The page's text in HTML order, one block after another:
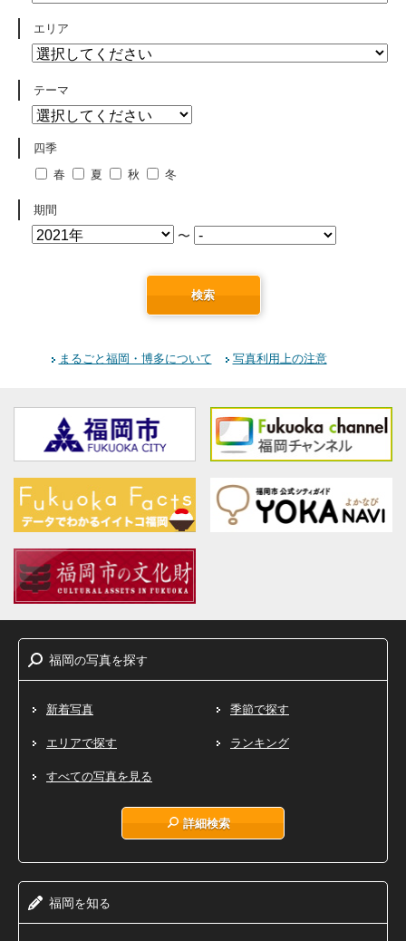
エリア
テーマ
四季
春
夏 秋 冬
期間
〜
検索
まるごと福岡・博多について 写真利用上の注意
福岡の写真を探す
新着写真 季節で探す
エリアで探す ランキング
すべての写真を見る
詳細検索
福岡を知る